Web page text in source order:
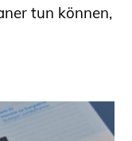
tun können,